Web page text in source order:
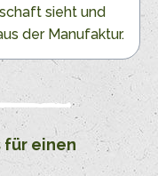
sieht und
der Manufaktur.
für einen